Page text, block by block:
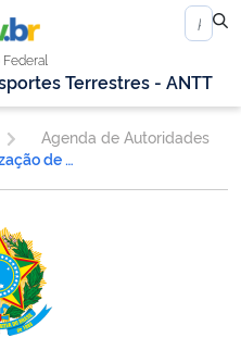
Terrestres - ANTT
Agenda de Autoridades
Superintendência de Fiscalização de Serviços de Transporte Rodoviário de Cargas e Passageiros